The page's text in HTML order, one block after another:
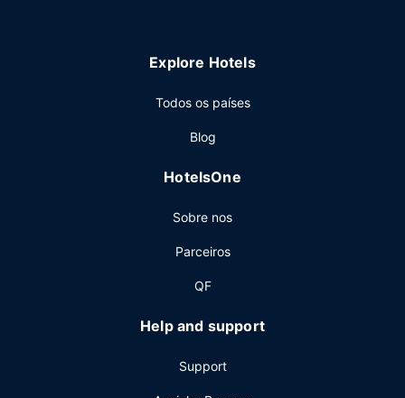
As principais comodidades incluem Check-in rápido,
estacionamento grátis no local.
Explore Hotels
Todos os países
Blog
HotelsOne
Sobre nos
Parceiros
QF
Help and support
Support